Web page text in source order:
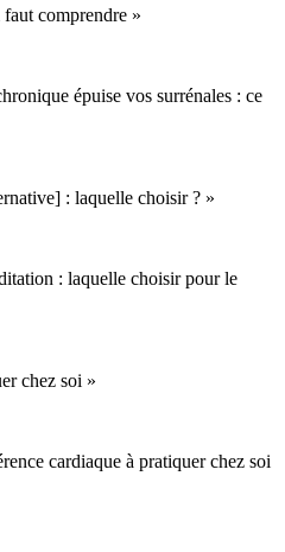
comprendre »
épuise vos surrénales : ce
: laquelle choisir ? »
: laquelle choisir pour le
chez soi »
cardiaque à pratiquer chez soi